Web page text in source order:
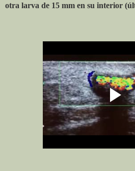
otra larva de 15 mm en su interior